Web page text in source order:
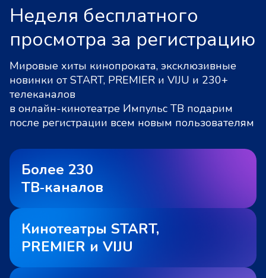
Неделя бесплатного
просмотра за регистрацию
Мировые хиты кинопроката, эксклюзивные
новинки от START, PREMIER и VIJU и 230+
телеканалов
в онлайн-кинотеатре Импульс ТВ подарим
после регистрации всем новым пользователям
Более 230
ТВ‑каналов
Кинотеатры START,
PREMIER и VIJU